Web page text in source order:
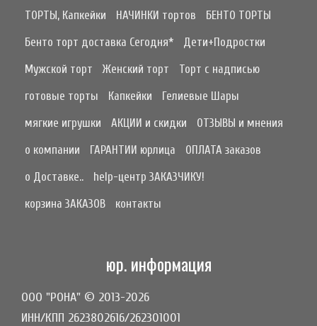
ТОРТЫ, Капкейки
НАЧИНКИ тортов
БЕНТО ТОРТЫ
Бенто торт доставка Сегодня*
Дети+Подростки
Мужской торт
Женский торт
Торт с надписью
готовые торты
Капкейки
Гелиевые Шары
мягкие игрушки
АКЦИИ и скидки
ОТЗЫВЫ и мнения
о компании
ГАРАНТИИ юрлица
ОПЛАТА заказов
о Доставке..
help-центр ЗАКАЗЧИКУ!
корзина ЗАКАЗОВ
контакты
юр. информация
ООО "РОНА" © 2013-2026
ИНН/КПП 2623802616/262301001